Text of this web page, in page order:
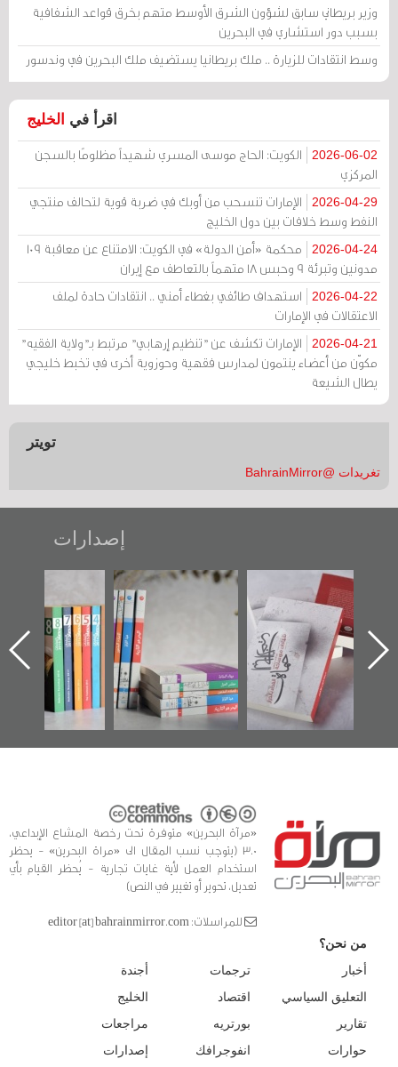
وزير بريطاني سابق لشؤون الشرق الأوسط متهم بخرق قواعد الشفافية
بسبب دور استشاري في البحرين
وسط انتقادات للزيارة .. ملك بريطانيا يستضيف ملك البحرين في وندسور
اقرأ في الخليج
2026-06-02
الكويت: الحاج موسى المسري شهيداً مظلومًا بالسجن
المركزي
2026-04-29
الإمارات تنسحب من أوبك في ضربة قوية لتحالف منتجي
النفط وسط خلافات بين دول الخليج
2026-04-24
محكمة «أمن الدولة» في الكويت: الامتناع عن معاقبة 109
مدونين وتبرئة 9 وحبس 18 متهماً بالتعاطف مع إيران
2026-04-22
استهداف طائفي بغطاء أمني .. انتقادات حادة لملف
الاعتقالات في الإمارات
2026-04-21
الإمارات تكشف عن "تنظيم إرهابي" مرتبط بـ"ولاية الفقيه"
مكوّن من أعضاء ينتمون لمدارس فقهية وحوزوية أخرى في تخبط خليجي
يطال الشيعة
تويتر
تغريدات @BahrainMirror
إصدارات
"حماة الباب الأخير":
الإصدار الأول عن
اعتصام الدراز
وأحداث ساحة
الفداء لمركز أوال
للدراسات والتوثيق
تصنيف موضوعي
للوثائق البريطانية
يقدمه «مركز أوال»
في سلسلة من 5
كتب
تصدر حصاد
الساحات 2019
«مرآة البحرين» متوفرة تحت رخصة المشاع الإبداعي،
3.0 (يتوجب نسب المقال الى «مراة البحرين» - يحظر
استخدام العمل لأية غايات تجارية - يُحظر القيام بأي
تعديل، تحوير أو تغيير في النص)
للمراسلات: editor [at] bahrainmirror.com
من نحن؟
أخبار
التعليق السياسي
تقارير
حوارات
ترجمات
اقتصاد
بورتريه
انفوجرافك
أجندة
الخليج
مراجعات
إصدارات